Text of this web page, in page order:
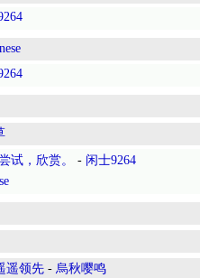
试，欣赏。
- 闲士9264
遥领先 - 烏秋嘤鸣